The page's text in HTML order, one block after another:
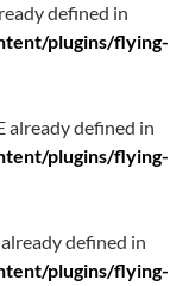
defined in
plugins/flying-
already defined in
plugins/flying-
defined in
plugins/flying-